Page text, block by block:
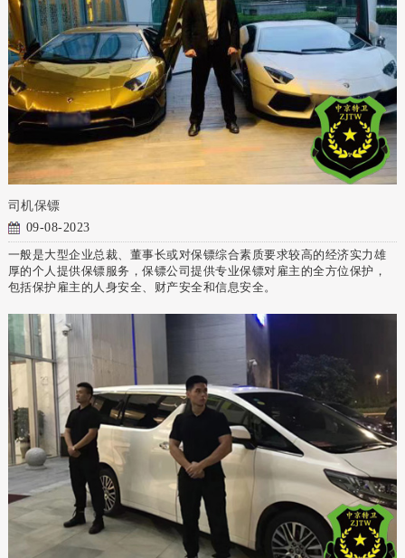
司机保镖
09-08-2023
一般是大型企业总裁、董事长或对保镖综合素质要求较高的经济实力雄
厚的个人提供保镖服务，保镖公司提供专业保镖对雇主的全方位保护，
包括保护雇主的人身安全、财产安全和信息安全。